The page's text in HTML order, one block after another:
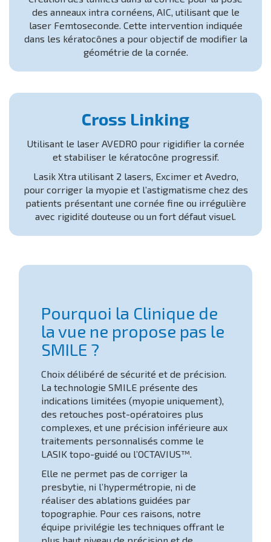
des anneaux intra cornéens, AIC, utilisant que le
laser Femtoseconde. Cette intervention indiquée
dans les kératocônes a pour objectif de modifier la
géométrie de la cornée.
Cross Linking
Utilisant le laser AVEDRO pour rigidifier la cornée
et stabiliser le kératocône progressif.
Lasik Xtra utilisant 2 lasers, Excimer et Avedro,
pour corriger la myopie et l’astigmatisme chez des
patients présentant une cornée fine ou irrégulière
avec rigidité douteuse ou un fort défaut visuel.
Pourquoi la Clinique de
la vue ne propose pas le
SMILE ?
Choix délibéré de sécurité et de précision.
La technologie SMILE présente des
indications limitées (myopie uniquement),
des retouches post-opératoires plus
complexes, et une précision inférieure aux
traitements personnalisés comme le
LASIK topo-guidé ou l’OCTAVIUS™.
Elle ne permet pas de corriger la
presbytie, ni l’hypermétropie, ni de
réaliser des ablations guidées par
topographie. Pour ces raisons, notre
équipe privilégie les techniques offrant le